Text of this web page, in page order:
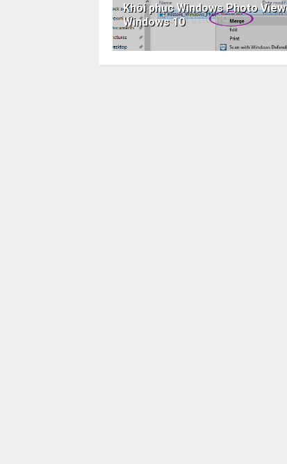
Khôi phục Windows Photo
Windows 10